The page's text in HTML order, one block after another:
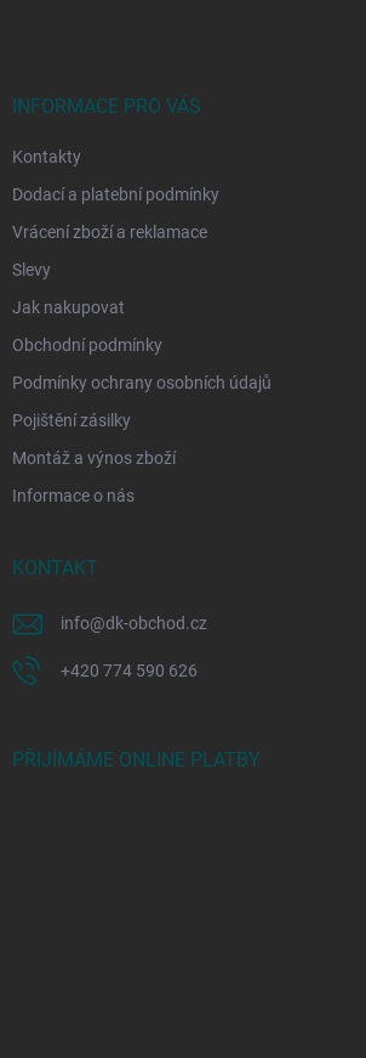
INFORMACE PRO VÁS
Kontakty
Dodací a platební podmínky
Vrácení zboží a reklamace
Slevy
Jak nakupovat
Obchodní podmínky
Podmínky ochrany osobních údajů
Pojištění zásilky
Montáž a výnos zboží
Informace o nás
KONTAKT
info@dk-obchod.cz
+420 774 590 626
PŘIJÍMÁME ONLINE PLATBY